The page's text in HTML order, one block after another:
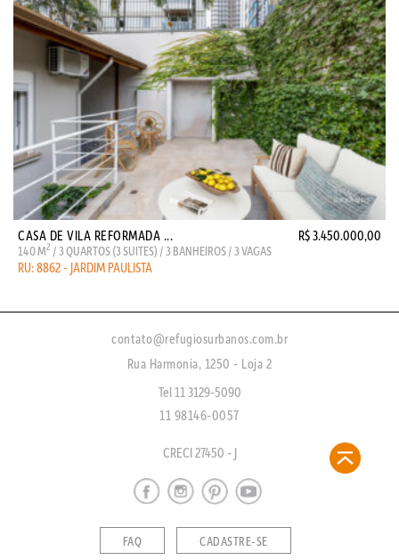
CASA DE VILA REFORMADA ... R$ 3.450.000,00
140 M2 / 3 QUARTOS (3 SUITES) / 3 BANHEIROS / 3 VAGAS
RU: 8862 - JARDIM PAULISTA
contato@refugiosurbanos.com.br
Rua Harmonia, 1250 - Loja 2
Tel 11 3129-5090
11 98146-0057
CRECI 27450 - J
FAQ CADASTRE-SE